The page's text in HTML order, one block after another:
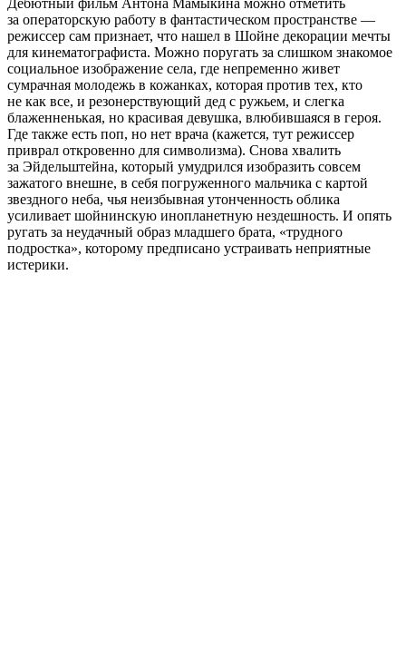
за операторскую работу в фантастическом пространстве —
режиссер сам признает, что нашел в Шойне декорации мечты
для кинематографиста. Можно поругать за слишком знакомое
социальное изображение села, где непременно живет
сумрачная молодежь в кожанках, которая против тех, кто
не как все, и резонерствующий дед с ружьем, и слегка
блаженненькая, но красивая девушка, влюбившаяся в героя.
Где также есть поп, но нет врача (кажется, тут режиссер
приврал откровенно для символизма). Снова хвалить
за Эйдельштейна, который умудрился изобразить совсем
зажатого внешне, в себя погруженного мальчика с картой
звездного неба, чья неизбывная утонченность облика
усиливает шойнинскую инопланетную нездешность. И опять
ругать за неудачный образ младшего брата, «трудного
подростка», которому предписано устраивать неприятные
истерики.